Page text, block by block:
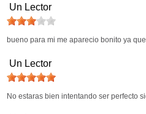
Un Lector
bueno para mi me aparecio bonito ya
Un Lector
No estaras bien intentando ser perfecto